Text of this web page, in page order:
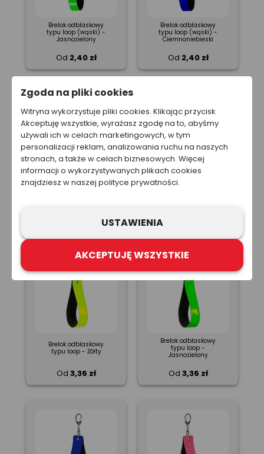
Brelok odblaskowy
typu loop (wąski) -
Jasnozielony
Od 2,40 zł
Brelok odblaskowy
typu loop (wąski) -
Ciemnoniebieski
Od 2,40 zł
Brelok odblaskowy
Brelok odblaskowy
Brelok odblaskowy
typu loop - Żółty
Od 3,36 zł
Brelok odblaskowy
typu loop -
Jasnozielony
Od 3,36 zł
Zgoda na pliki cookies
Witryna wykorzystuje pliki cookies. Klikając przycisk
Akceptuję wszystkie, wyrażasz zgodę na to, abyśmy
używali ich w celach marketingowych, w tym
personalizacji reklam, analizowania ruchu na naszych
stronach, a także w celach biznesowych. Więcej
informacji o wykorzystywanych plikach cookies
znajdziesz w naszej polityce prywatności.
USTAWIENIA
AKCEPTUJĘ WSZYSTKIE